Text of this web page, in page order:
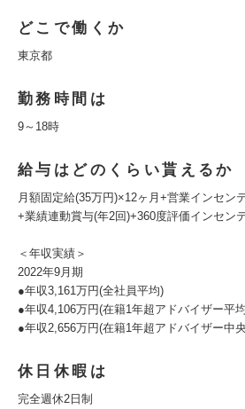
どこで働くか
東京都
勤務時間は
9～18時
給与はどのくらい貰えるか
月額固定給(35万円)×12ヶ月+営業インセン
+業績連動賞与(年2回)+360度評価インセン
＜年収実績＞
2022年9月期
●年収3,161万円(全社員平均)
●年収4,106万円(在籍1年超アドバイザー平
●年収2,656万円(在籍1年超アドバイザー中
休日休暇は
完全週休2日制